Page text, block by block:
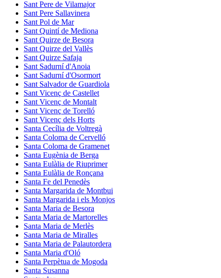
Sant Pere de Vilamajor
Sant Pere Sallavinera
Sant Pol de Mar
Sant Quintí de Mediona
Sant Quirze de Besora
Sant Quirze del Vallès
Sant Quirze Safaja
Sant Sadurní d'Anoia
Sant Sadurní d'Osormort
Sant Salvador de Guardiola
Sant Vicenç de Castellet
Sant Vicenç de Montalt
Sant Vicenç de Torelló
Sant Vicenç dels Horts
Santa Cecília de Voltregà
Santa Coloma de Cervelló
Santa Coloma de Gramenet
Santa Eugènia de Berga
Santa Eulàlia de Riuprimer
Santa Eulàlia de Ronçana
Santa Fe del Penedès
Santa Margarida de Montbui
Santa Margarida i els Monjos
Santa Maria de Besora
Santa Maria de Martorelles
Santa Maria de Merlès
Santa Maria de Miralles
Santa Maria de Palautordera
Santa Maria d'Oló
Santa Perpètua de Mogoda
Santa Susanna